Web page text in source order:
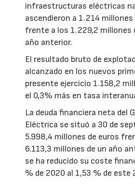
infraestructuras eléctricas
ascendieron a 1.214 millones
frente a los 1.229,2 millones
año anterior.
El resultado bruto de
alcanzado en los nuevos
presente ejercicio 1.158,2
el 0,3% más en tasa
La deuda financiera neta del
Eléctrica se situó a 30 de
5.998,4 millones de euros
6.113,3 millones de un año
se ha reducido su coste
% de 2020 al 1,53 % de este